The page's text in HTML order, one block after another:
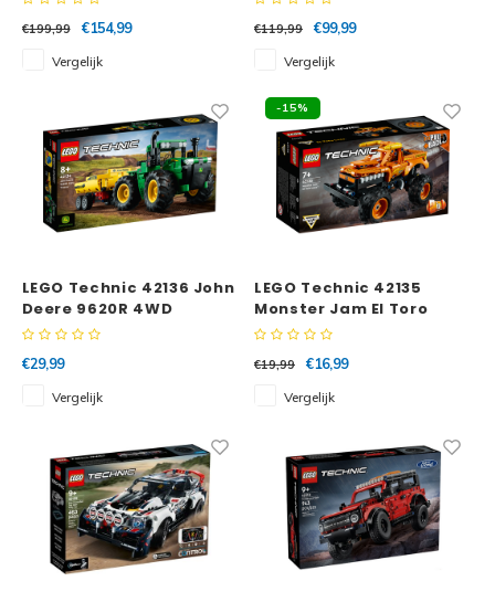
€199,99
€154,99
Vergelijk
€119,99
€99,99
Vergelijk
LEGO Technic 42136 John
Deere 9620R 4WD
Tractor
€29,99
Vergelijk
-15%
LEGO Technic 42135
Monster Jam El Toro
Loco
€19,99
€16,99
Vergelijk